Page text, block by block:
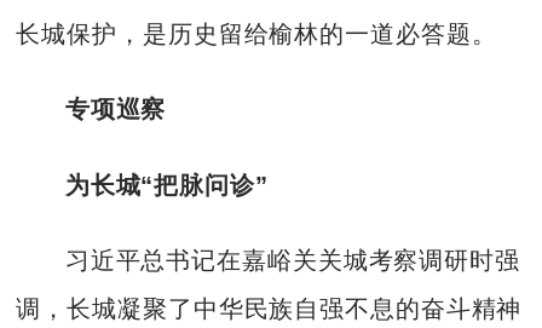
长城保护，是历史留给榆林的一道必答题。
专项巡察
为长城“把脉问诊”
习近平总书记在嘉峪关关城考察调研时强
调，长城凝聚了中华民族自强不息的奋斗精神